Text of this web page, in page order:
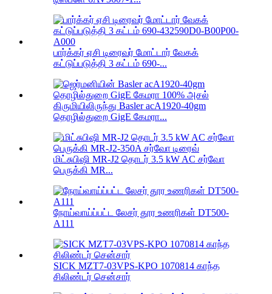
பார்க்கர் ஏசி டிரைவர் மோட்டார் வேகக்
கட்டுப்படுத்தி 3 கட்டம் 690-...
கிருமியிலிருந்து Basler acA1920-40gm
தொழில்துறை GigE கேமரா...
மிட்சுபிஷி MR-J2 தொடர் 3.5 kW AC சர்வோ
பெருக்கி MR...
நோய்வாய்ப்பட்ட லேசர் தூர உணரிகள் DT500-
A111
SICK MZT7-03VPS-KPO 1070814 காந்த
சிலிண்டர் சென்சார்